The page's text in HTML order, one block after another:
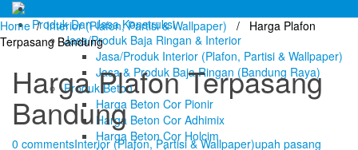
Produk Dan Jasa Konstruksi
Jasa/Produk Baja Ringan & Interior
Jasa/Produk Interior (Plafon, Partisi & Wallpaper)
Jasa & Produk Baja Ringan (Bandung Raya)
Produk Beton
Harga Beton Cor Pionir
Harga Beton Cor Adhimix
Harga Beton Cor Holcim
Home/Interior (Plafon, Partisi & Wallpaper) / Harga Plafon
Terpasang Bandung
Harga Plafon Terpasang
Bandung
0 commentsInterior (Plafon, Partisi & Wallpaper)upah pasang